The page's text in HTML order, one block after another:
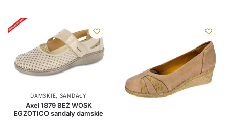
DAMSKIE, SANDAŁY
Axel 1879 BEŻ WOSK
EGZOTICO sandały damskie